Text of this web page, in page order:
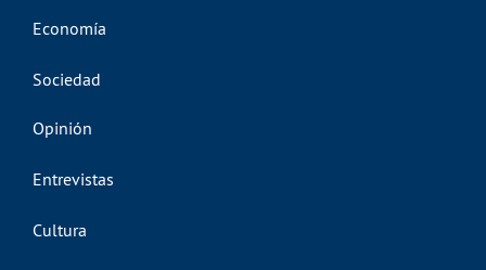
Economía
Sociedad
Opinión
Entrevistas
Cultura